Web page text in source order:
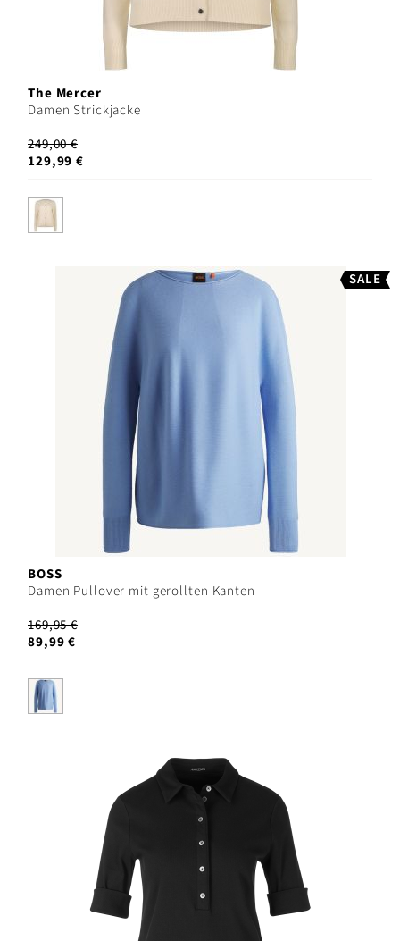
The Mercer
Damen Strickjacke
249,00 €
129,99 €
SALE
BOSS
Damen Pullover mit gerollten Kanten
169,95 €
89,99 €